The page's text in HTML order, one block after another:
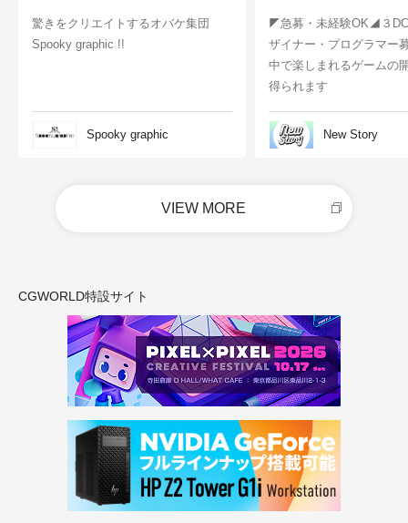
驚きをクリエイトするオバケ集団
Spooky graphic !!
Spooky graphic
◤急募・未経験OK◢３
ザイナー・プログラマー
中で楽しまれるゲームの
得られます
New Story
VIEW MORE
CGWORLD特設サイト